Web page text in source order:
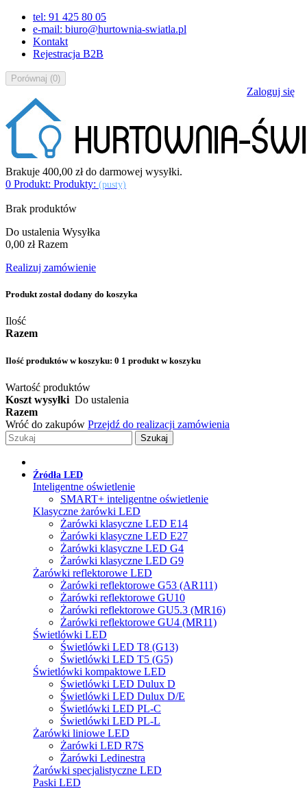
tel: 91 425 80 05
e-mail: biuro@hurtownia-swiatla.pl
Kontakt
Rejestracja B2B
Porównaj (0)
Zaloguj się
Brakuje 400,00 złdo darmowej wysyłki.
0 Produkt: Produkty: (pusty)
Brak produktów
Do ustalenia Wysyłka
0,00 zł Razem
Realizuj zamówienie
Produkt został dodany do koszyka
Ilość
Razem
Ilość produktów w koszyku: 0 1 produkt w koszyku
Wartość produktów
Koszt wysyłki Do ustalenia
Razem
Wróć do zakupów Przejdź do realizacji zamówienia
Szukaj
Źródła LED
Inteligentne oświetlenie
SMART+ inteligentne oświetlenie
Klasyczne żarówki LED
Żarówki klasyczne LED E14
Żarówki klasyczne LED E27
Żarówki klasyczne LED G4
Żarówki klasyczne LED G9
Żarówki reflektorowe LED
Żarówki reflektorowe G53 (AR111)
Żarówki reflektorowe GU10
Żarówki reflektorowe GU5.3 (MR16)
Żarówki reflektorowe GU4 (MR11)
Świetlówki LED
Świetlówki LED T8 (G13)
Świetlówki LED T5 (G5)
Świetlówki kompaktowe LED
Świetlówki LED Dulux D
Świetlówki LED Dulux D/E
Świetlówki LED PL-C
Świetlówki LED PL-L
Żarówki liniowe LED
Żarówki LED R7S
Żarówki Ledinestra
Żarówki specjalistyczne LED
Paski LED